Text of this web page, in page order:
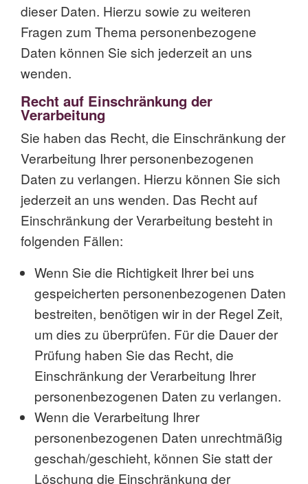
dieser Daten. Hierzu sowie zu weiteren
Fragen zum Thema personenbezogene
Daten können Sie sich jederzeit an uns
wenden.
Recht auf Einschränkung der
Verarbeitung
Sie haben das Recht, die Einschränkung der
Verarbeitung Ihrer personenbezogenen
Daten zu verlangen. Hierzu können Sie sich
jederzeit an uns wenden. Das Recht auf
Einschränkung der Verarbeitung besteht in
folgenden Fällen:
Wenn Sie die Richtigkeit Ihrer bei uns
gespeicherten personenbezogenen Daten
bestreiten, benötigen wir in der Regel Zeit,
um dies zu überprüfen. Für die Dauer der
Prüfung haben Sie das Recht, die
Einschränkung der Verarbeitung Ihrer
personenbezogenen Daten zu verlangen.
Wenn die Verarbeitung Ihrer
personenbezogenen Daten unrechtmäßig
geschah/geschieht, können Sie statt der
Löschung die Einschränkung der